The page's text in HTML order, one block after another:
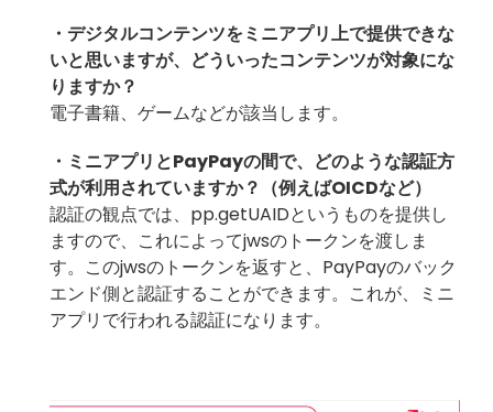
・デジタルコンテンツをミニアプリ上で提供できな
いと思いますが、どういったコンテンツが対象にな
りますか？
電子書籍、ゲームなどが該当します。
・ミニアプリとPayPayの間で、どのような認証方
式が利用されていますか？（例えばOICDなど）
認証の観点では、pp.getUAIDというものを提供し
ますので、これによってjwsのトークンを渡しま
す。このjwsのトークンを返すと、PayPayのバック
エンド側と認証することができます。これが、ミニ
アプリで行われる認証になります。